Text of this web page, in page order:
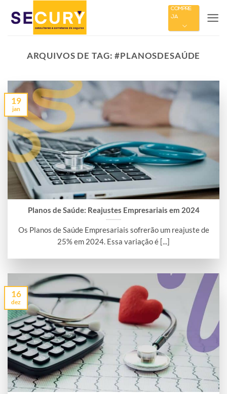
COMPRE
JÁ
ARQUIVOS DE TAG:#PLANOSDESAÚDE
Planos de Saúde: Reajustes Empresariais em 2024
Os Planos de Saúde Empresariais sofrerão um reajuste de
25% em 2024. Essa variação é [...]
19
jan
16
dez